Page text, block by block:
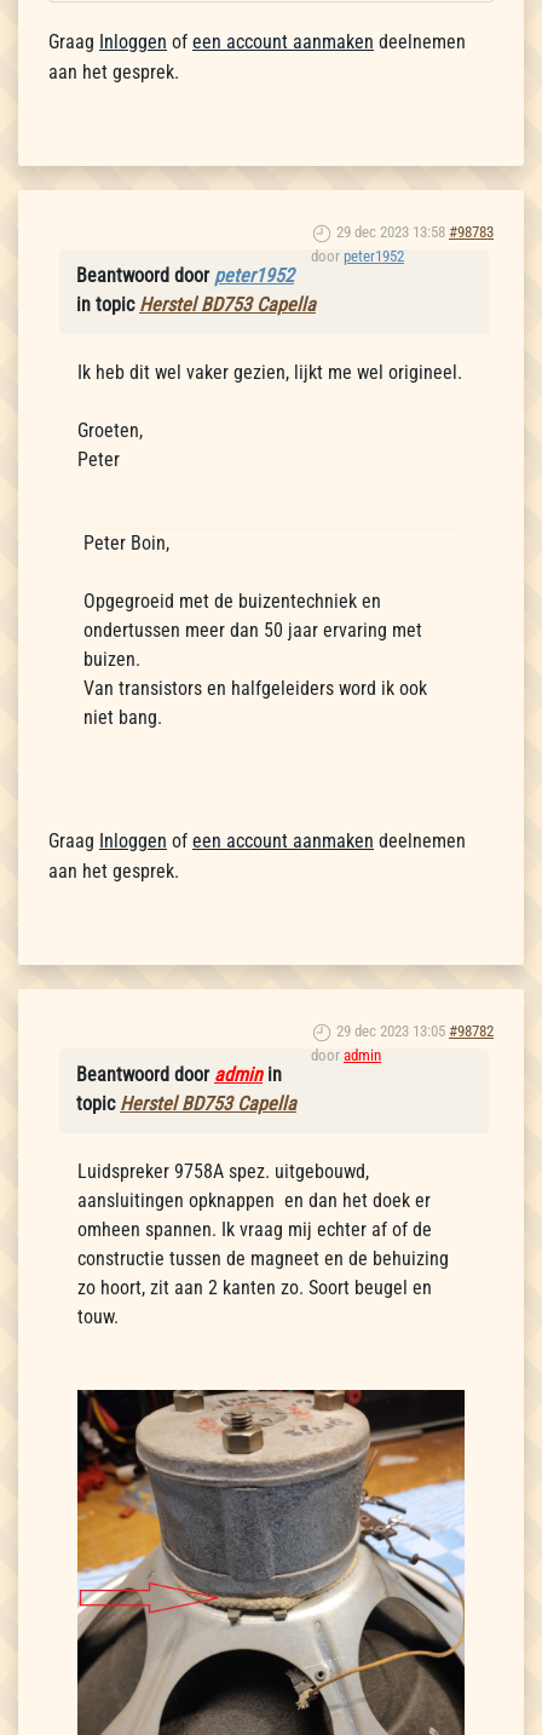
Graag Inloggen of een account aanmaken deelnemen
aan het gesprek.
29 dec 2023 13:58 #98783
door peter1952
Beantwoord door peter1952
in topic Herstel BD753 Capella
Ik heb dit wel vaker gezien, lijkt me wel origineel.
Groeten,
Peter
Peter Boin,
Opgegroeid met de buizentechniek en
ondertussen meer dan 50 jaar ervaring met
buizen.
Van transistors en halfgeleiders word ik ook
niet bang.
Graag Inloggen of een account aanmaken deelnemen
aan het gesprek.
29 dec 2023 13:05 #98782
door admin
Beantwoord door adminin
topic Herstel BD753 Capella
Luidspreker 9758A spez. uitgebouwd,
aansluitingen opknappen en dan het doek er
omheen spannen. Ik vraag mij echter af of de
constructie tussen de magneet en de behuizing
zo hoort, zit aan 2 kanten zo. Soort beugel en
touw.